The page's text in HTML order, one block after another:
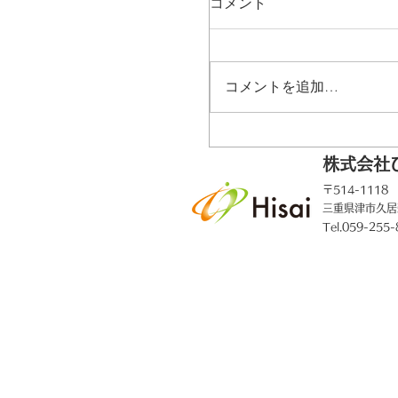
【お知らせ】
コメントを追加…
株式会社
〒514-1118
三重県津市久
Tel.059-